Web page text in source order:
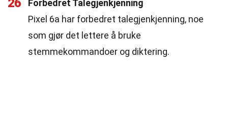
26
Forbedret Talegjenkjenning
Pixel 6a har forbedret talegjenkjenning, noe
som gjør det lettere å bruke
stemmekommandoer og diktering.